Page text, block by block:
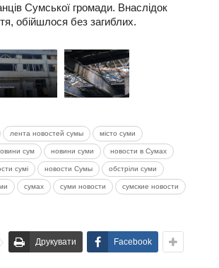
Сумської громади. Внаслідок
обійшлося без загиблих.
лента новостей сумы місто суми
сум новини суми новости в Сумах
сумі новости Сумы обстріли суми
сумах суми новости сумские новости
Друкувати Facebook